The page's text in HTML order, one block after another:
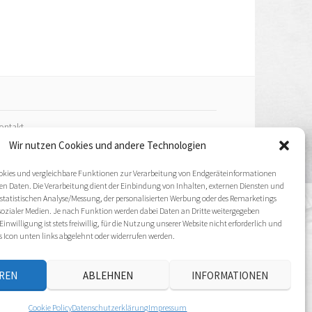
Wir nutzen Cookies und andere Technologien
und vergleichbare Funktionen zur Verarbeitung von Endgeräteinformationen
Daten. Die Verarbeitung dient der Einbindung von Inhalten, externen Diensten und
Analyse/Messung, der personalisierten Werbung oder des Remarketings
Medien. Je nach Funktion werden dabei Daten an Dritte weitergegeben
ist stets freiwillig, für die Nutzung unserer Website nicht erforderlich und
Icon unten links abgelehnt oder widerrufen werden.
ABLEHNEN INFORMATIONEN
Cookie PolicyDatenschutz­erklärungImpressum
Policy (EU)